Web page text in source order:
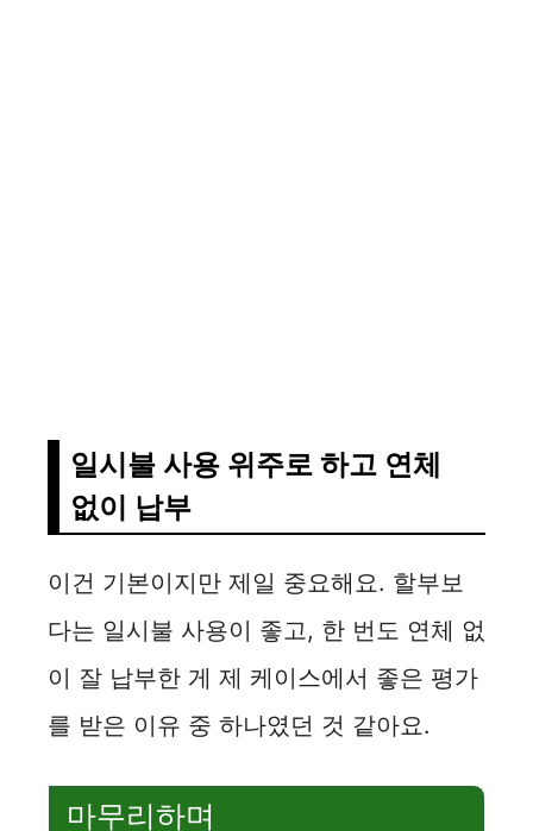
일시불 사용 위주로 하고 연체
없이 납부
이건 기본이지만 제일 중요해요. 할부보
다는 일시불 사용이 좋고, 한 번도 연체 없
이 잘 납부한 게 제 케이스에서 좋은 평가
를 받은 이유 중 하나였던 것 같아요.
마무리하며